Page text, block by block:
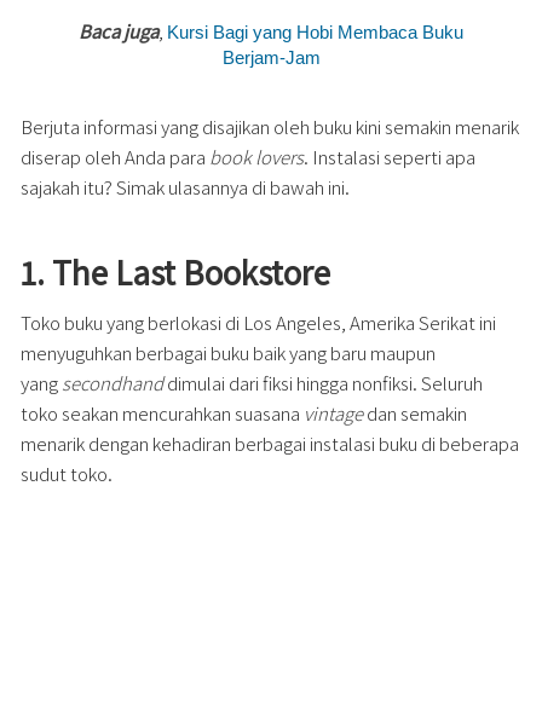
Baca juga, Kursi Bagi yang Hobi Membaca Buku
Berjam-Jam
Berjuta informasi yang disajikan oleh buku kini semakin menarik
diserap oleh Anda para book lovers. Instalasi seperti apa
sajakah itu? Simak ulasannya di bawah ini.
1. The Last Bookstore
Toko buku yang berlokasi di Los Angeles, Amerika Serikat ini
menyuguhkan berbagai buku baik yang baru maupun
yangsecondhanddimulai dari fiksi hingga nonfiksi. Seluruh
toko seakan mencurahkan suasana vintagedan semakin
menarik dengan kehadiran berbagai instalasi buku di beberapa
sudut toko.